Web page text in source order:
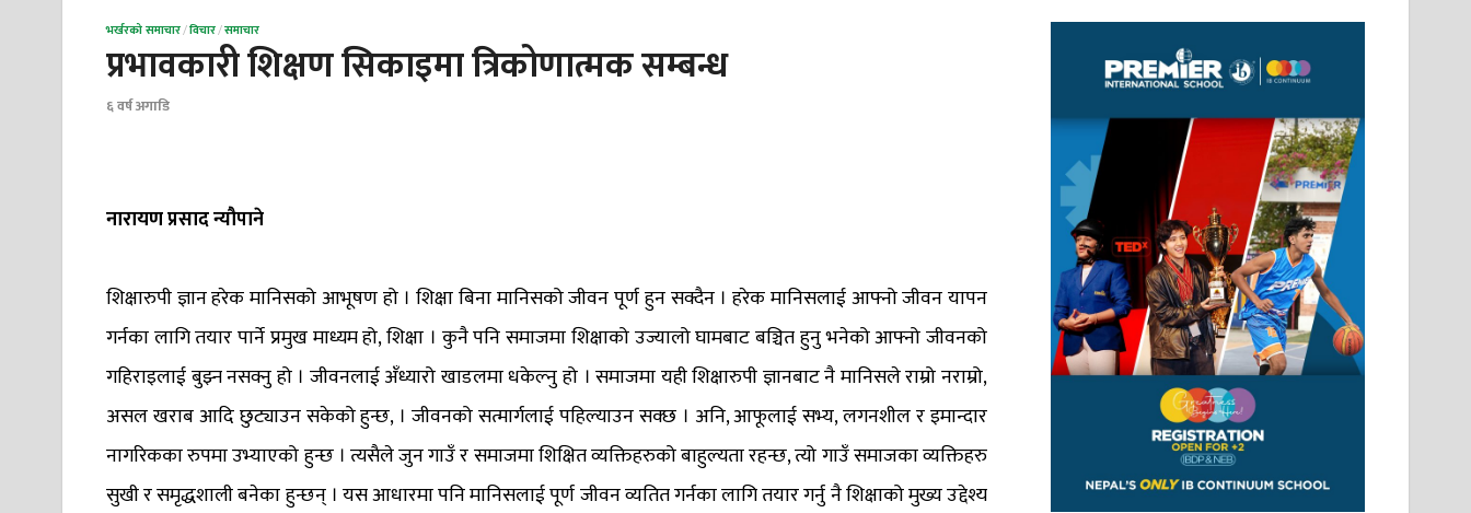
भर्खरको समाचार/विचार/समाचार
प्रभावकारी शिक्षण सिकाइमा त्रिकोणात्मक सम्बन्ध
६ वर्ष अगाडि
नारायण प्रसाद न्यौपाने
शिक्षारुपी ज्ञान हरेक मानिसको आभूषण हो । शिक्षा बिना मानिसको जीवन पूर्ण हुन सक्दैन । हरेक मानिसलाई आफ्नो जीवन यापन
गर्नका लागि तयार पार्ने प्रमुख माध्यम हो, शिक्षा । कुनै पनि समाजमा शिक्षाको उज्यालो घामबाट बञ्चित हुनु भनेको आफ्नो जीवनको
गहिराइलाई बुझ्न नसक्नु हो । जीवनलाई अँध्यारो खाडलमा धकेल्नु हो । समाजमा यही शिक्षारुपी ज्ञानबाट नै मानिसले राम्रो नराम्रो,
असल खराब आदि छुट्याउन सकेको हुन्छ, । जीवनको सत्मार्गलाई पहिल्याउन सक्छ । अनि, आफूलाई सभ्य, लगनशील र इमान्दार
नागरिकका रुपमा उभ्याएको हुन्छ । त्यसैले जुन गाउँ र समाजमा शिक्षित व्यक्तिहरुको बाहुल्यता रहन्छ, त्यो गाउँ समाजका व्यक्तिहरु
सुखी र समृद्धशाली बनेका हुन्छन् । यस आधारमा पनि मानिसलाई पूर्ण जीवन व्यतित गर्नका लागि तयार गर्नु नै शिक्षाको मुख्य उद्देश्य